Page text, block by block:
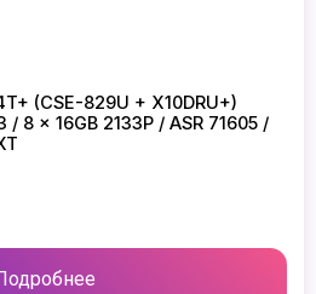
(CSE-829U + X10DRU+)
8 x 16GB 2133P / ASR 71605 /